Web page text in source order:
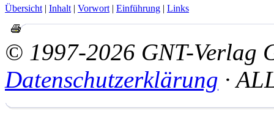
Übersicht| Inhalt| Vorwort| Einführung | Links
© 1997-2026 GNT-Verlag
Datenschutzerklärung ·